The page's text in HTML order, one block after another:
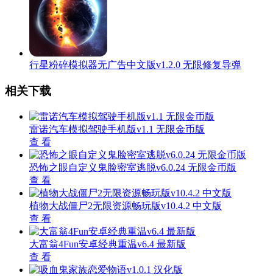
行星粉碎模拟器无广告中文版v1.2.0 无限修复导弹
相关下载
雷诺汽车模拟驾驶手机版v1.1 无限金币版
查 看
恐怖之眼自定义鬼脸密室逃脱v6.0.24 无限金币版
查 看
植物大战僵尸2无限资源畅玩版v10.4.2 中文版
查 看
大富翁4Fun安卓经典重温v6.4 最新版
查 看